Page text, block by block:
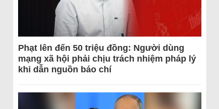
Phạt lên đến 50 triệu đồng: Người dùng
mạng xã hội phải chịu trách nhiệm pháp lý
khi dẫn nguồn báo chí